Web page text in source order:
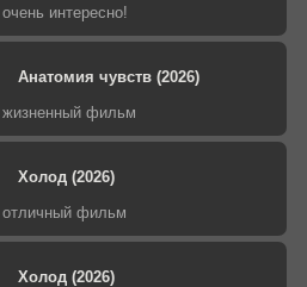
очень интересно!
Анатомия чувств (2026)
жизненный фильм
Холод (2026)
отличный фильм
Холод (2026)